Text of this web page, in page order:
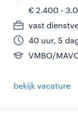
€ 2.400 -
vast
40 uur, 5
VMBO/
bekijk vacature